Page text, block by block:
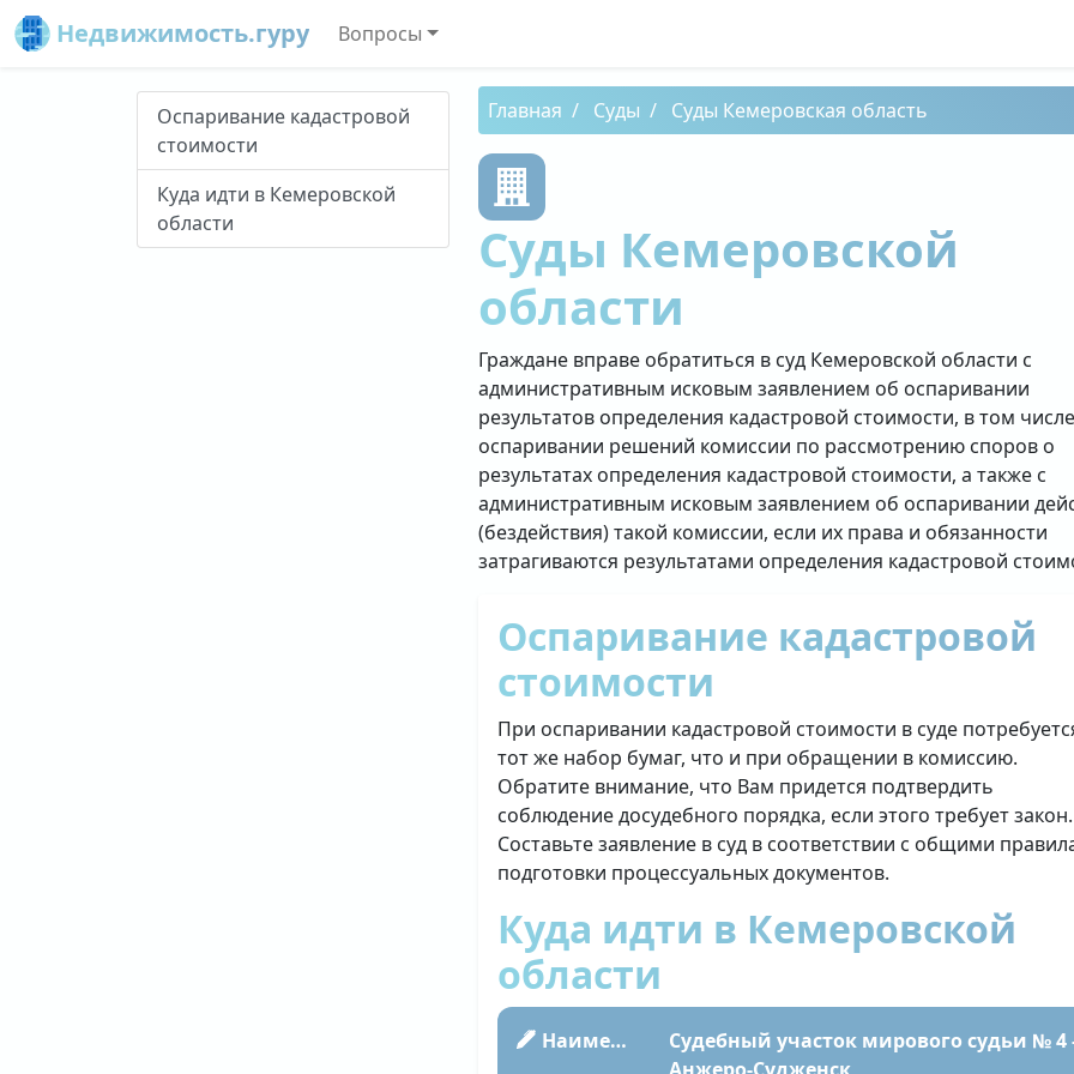
Недвижимость.гуру Вопросы
Оспаривание кадастровой
стоимости
Куда идти в Кемеровской
области
Главная Суды Суды Кемеровская область
Суды Кемеровской
области
Граждане вправе обратиться в суд Кемеровской области с
административным исковым заявлением об оспаривании
результатов определения кадастровой стоимости, в том
оспаривании решений комиссии по рассмотрению споров о
результатах определения кадастровой стоимости, а также с
административным исковым заявлением об оспаривании
(бездействия) такой комиссии, если их права и обязанности
затрагиваются результатами определения кадастровой
Оспаривание кадастровой
стоимости
При оспаривании кадастровой стоимости в суде
тот же набор бумаг, что и при обращении в комиссию.
Обратите внимание, что Вам придется подтвердить
соблюдение досудебного порядка, если этого требует закон.
Составьте заявление в суд в соответствии с общими
подготовки процессуальных документов.
Куда идти в Кемеровской
области
Наименование
Судебный участок мирового судьи № 4